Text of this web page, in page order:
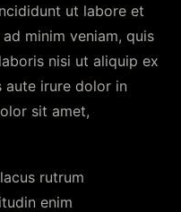
ut labore et
minim veniam, quis
nisi ut aliquip ex
aute irure dolor in
sit amet,
rutrum
enim